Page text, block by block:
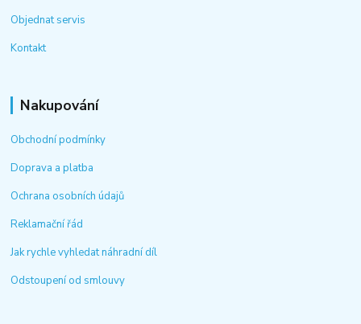
Objednat servis
Kontakt
Nakupování
Obchodní podmínky
Doprava a platba
Ochrana osobních údajů
Reklamační řád
Jak rychle vyhledat náhradní díl
Odstoupení od smlouvy